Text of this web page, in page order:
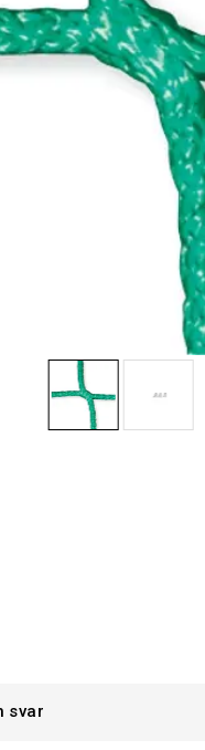
svar